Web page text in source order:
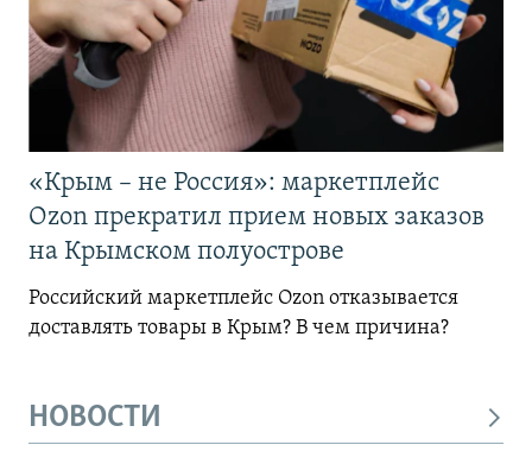
«Крым – не Россия»: маркетплейс
Ozon прекратил прием новых заказов
на Крымском полуострове
Российский маркетплейс Ozon отказывается
доставлять товары в Крым? В чем причина?
НОВОСТИ